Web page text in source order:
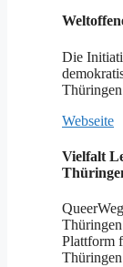
Die
Webseite
Vielfalt
Plattform